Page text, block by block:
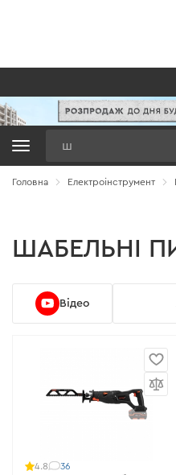
Головна Електроінструмент
ШАБЕЛЬНІ
Відео
4.8 36